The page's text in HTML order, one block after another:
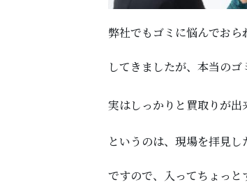
弊社でもゴミに悩んでお
してきましたが、本当のゴ
実はしっかりと買取りが出
というのは、現場を拝見し
ですので、入ってちょっと